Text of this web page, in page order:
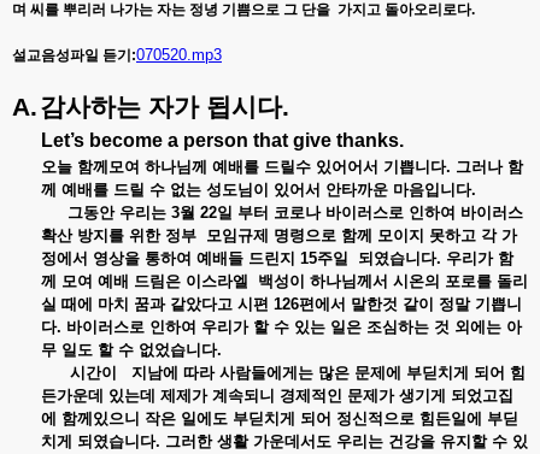
며 씨를 뿌리러 나가는 자는 정녕 기쁨으로 그 단을 가지고 돌아오리로다.
설교음성파일 듣기:070520.mp3
A.감사하는 자가 됩시다.
Let’s become a person that give thanks.
오늘 함께모여 하나님께 예배를 드릴수 있어어서 기쁩니다. 그러나 함
께 예배를 드릴 수 없는 성도님이 있어서 안타까운 마음입니다.
그동안 우리는 3월 22일 부터 코로나 바이러스로 인하여 바이러스
확산 방지를 위한 정부 모임규제 명령으로 함께 모이지 못하고 각 가
정에서 영상을 통하여 예배들 드린지 15주일 되였습니다. 우리가 함
께 모여 예배 드림은 이스라엘
백성이 하나님께서 시온의 포로를 돌리
실 때에 마치 꿈과 같았다고 시편 126편에서 말한것 같이 정말 기쁩니
다. 바이러스로 인하여 우리가 할 수 있는 일은 조심하는 것 외에는 아
무 일도 할 수 없었습니다.
시간이
지남에 따라 사람들에게는 많은 문제에 부딛치게 되어 힘
든가운데 있는데 제제가 계속되니 경제적인 문제가 생기게 되었고집
에 함께있으니 작은 일에도 부딛치게 되어 정신적으로 힘든일에 부딛
치게 되였습니다. 그러한 생활 가운데서도 우리는 건강을 유지할 수 있